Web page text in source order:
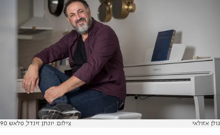
גולן אזולאי צילום: יונתן זינדל, פלאש 90